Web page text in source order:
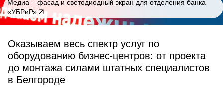
Медиа – фасад и светодиодный экран для отделения банка
«УБРиР»
Оказываем весь спектр услуг по
оборудованию бизнес-центров: от проекта
до монтажа силами штатных специалистов
в Белгороде